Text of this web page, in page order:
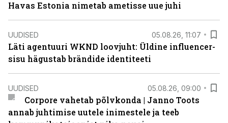
Havas Estonia nimetab ametisse uue juhi
UUDISED 05.08.26, 11:07
Läti agentuuri WKND loovjuht: Üldine influencer-
sisu hägustab brändide identiteeti
UUDISED 05.08.26, 09:00
Corpore vahetab põlvkonda | Janno Toots
annab juhtimise uutele inimestele ja teeb